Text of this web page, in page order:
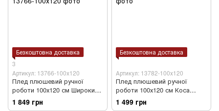
Безкоштовна доставка
3
Артикул: 13766-100х120
Плед плюшевий ручної
роботи 100х120 см Широкий
колос сірий колір
1 849 грн
Безкоштовна доставка
Артикул: 13782-100х120
Плед плюшевий ручної
роботи 100х120 см Коса
сірий колір
1 499 грн